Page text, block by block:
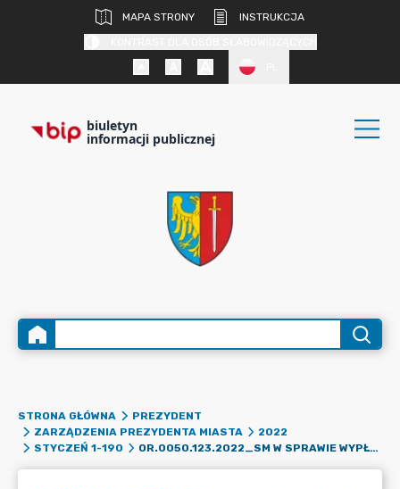
MAPA STRONY
INSTRUKCJA
biuletyn
informacji publicznej
STRONA GŁÓWNA
PREZYDENT
ZARZĄDZENIA PREZYDENTA MIASTA
2022
STYCZEŃ 1-190
OR.0050.123.2022_SM W SPRAWIE WYPŁATY ODSZKODOWANIA Z TYTUŁU PRZEJĘCIA Z MOCY PRAWA GRUNTU WYDZIELONEGO POD DROGĘ PUBLICZNĄ W TRYBIE ART. 98 UST. 3 USTAWY O GOSPODARCE NIERUCHOMOŚCIAMI